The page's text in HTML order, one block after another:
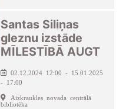
Santas Siliņas
gleznu izstāde
MĪLESTĪBĀ AUGT
02.12.2024 12:00 - 15.01.2025
- 17:00
Aizkraukles novada centrālā
bibliotēka